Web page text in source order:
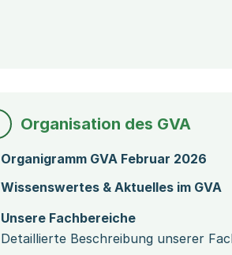
Organisation des GVA
Organigramm GVA Februar 2026
Wissenswertes & Aktuelles im GVA
Unsere Fachbereiche
Detaillierte Beschreibung unserer